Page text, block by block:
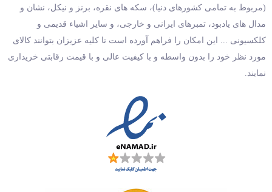
(مربوط به تمامی کشورهای دنیا)، سکه های نقره، برنز و نیکل، نشان و
مدال های یادبود، تمبرهای ایرانی و خارجی، و سایر اشیاء قدیمی و
کلکسیونی ... این امکان را فراهم آورده است تا کلیه عزیزان بتوانند کالای
مورد نظر خود را بدون واسطه و با کیفیت عالی و با قیمت رقابتی خریداری
نمایند.